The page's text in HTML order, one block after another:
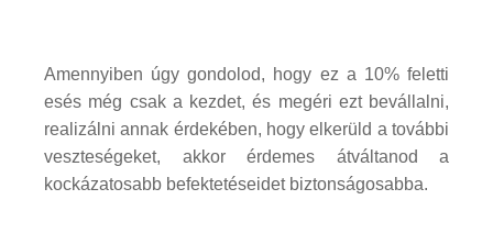
Amennyiben úgy gondolod, hogy ez a 10% feletti
esés még csak a kezdet, és megéri ezt bevállalni,
realizálni annak érdekében, hogy elkerüld a további
veszteségeket, akkor érdemes átváltanod a
kockázatosabb befektetéseidet biztonságosabba.